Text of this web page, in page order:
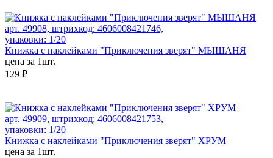
арт. 49908, штрихкод: 4606008421746,
упаковки: 1/20
Книжка с наклейками "Приключения зверят" МЫШАНЯ
цена за 1шт.
129 ₽
арт. 49909, штрихкод: 4606008421753,
упаковки: 1/20
Книжка с наклейками "Приключения зверят" ХРУМ
цена за 1шт.